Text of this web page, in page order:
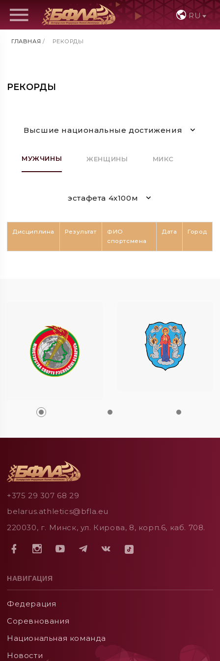
RU
ГЛАВНАЯ / РЕКОРДЫ
РЕКОРДЫ
Высшие национальные достижения
МУЖЧИНЫ ЖЕНЩИНЫ МИКС
эстафета 4х100м
Дисциплина Результат
ФИО
спортсмена
Дата Город
+375 29 307 68 29
belarus.athletics@bfla.eu
220030, г. Минск, ул. Кирова, 8, корп.6, каб. 708.
НАВИГАЦИЯ
Федерация
Соревнования
Национальная команда
Новости